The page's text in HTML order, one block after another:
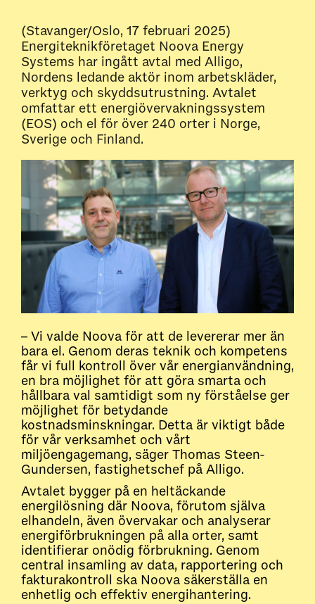
(Stavanger/Oslo, 17 februari 2025)
Energiteknikföretaget Noova Energy
Systems har ingått avtal med Alligo,
Nordens ledande aktör inom arbetskläder,
verktyg och skyddsutrustning. Avtalet
omfattar ett energiövervakningssystem
(EOS) och el för över 240 orter i Norge,
Sverige och Finland.
– Vi valde Noova för att de levererar mer än
bara el. Genom deras teknik och kompetens
får vi full kontroll över vår energianvändning,
en bra möjlighet för att göra smarta och
hållbara val samtidigt som ny förståelse ger
möjlighet för betydande
kostnadsminskningar. Detta är viktigt både
för vår verksamhet och vårt
miljöengagemang, säger Thomas Steen-
Gundersen, fastighetschef på Alligo.
Avtalet bygger på en heltäckande
energilösning där Noova, förutom själva
elhandeln, även övervakar och analyserar
energiförbrukningen på alla orter, samt
identifierar onödig förbrukning. Genom
central insamling av data, rapportering och
fakturakontroll ska Noova säkerställa en
enhetlig och effektiv energihantering.